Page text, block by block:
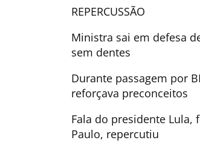
REPERCUSSÃO
Ministra sai em defesa
sem dentes
Durante passagem por
reforçava preconceitos
Fala do presidente Lula,
Paulo, repercutiu